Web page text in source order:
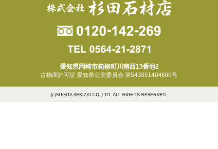
愛知県岡崎市箱柳町川南西13番地2
古物商許可証 愛知県公安委員会 第543851404600号
(c)SUGITA SEKIZAI CO.,LTD. ALL RIGHTS RESERVED.